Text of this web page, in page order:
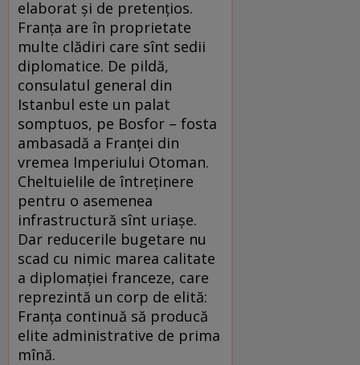
elaborat şi de pretenţios.
Franţa are în proprietate
multe clădiri care sînt sedii
diplomatice. De pildă,
consulatul general din
Istanbul este un palat
somptuos, pe Bosfor – fosta
ambasadă a Franţei din
vremea Imperiului Otoman.
Cheltuielile de întreţinere
pentru o asemenea
infrastructură sînt uriaşe.
Dar reducerile bugetare nu
scad cu nimic marea calitate
a diplomaţiei franceze, care
reprezintă un corp de elită:
Franţa continuă să producă
elite administrative de prima
mînă.